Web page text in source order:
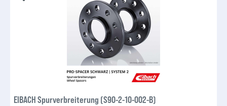
EIBACH Spurverbreiterung (S90-2-10-002-B)